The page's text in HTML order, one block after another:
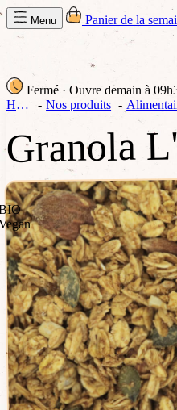
Menu Panier de la
Fermé · Ouvre demain à
Home Nos produits
Granola